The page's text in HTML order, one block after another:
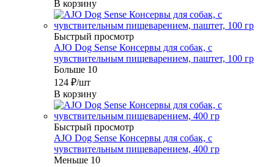
В корзину
Быстрый просмотр
AJO Dog Sense Консервы для собак, с
чувствительным пищеварением, паштет, 100 гр
Больше 10
124 ₽/шт
В корзину
Быстрый просмотр
AJO Dog Sense Консервы для собак, с
чувствительным пищеварением, 400 гр
Меньше 10